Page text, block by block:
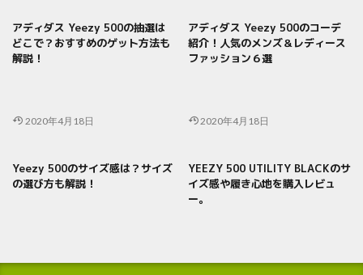
アディダス Yeezy 500の抽選は
どこで？おすすめのゲット方法も
解説！
アディダス Yeezy 500のコーデ
紹介！人気のメンズ＆レディース
ファッション６選
2020年4月18日
Yeezy 500のサイズ感は？サイズ
の選び方も解説！
2020年4月18日
YEEZY 500 UTILITY BLACKのサ
イズ感や履き心地を購入レビュ
ー。